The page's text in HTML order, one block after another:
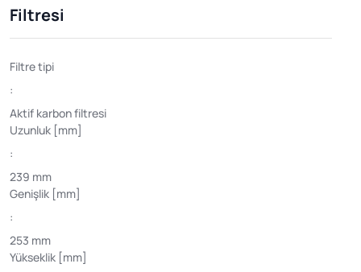
Filtresi
Filtre tipi
:
Aktif karbon filtresi
Uzunluk [mm]
:
239 mm
Genişlik [mm]
:
253 mm
Yükseklik [mm]